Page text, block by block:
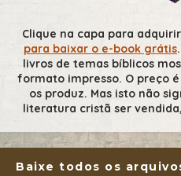
Clique na capa para
para baixar o e-book grátis
livros de temas bíblicos
formato impresso. O preço
os produz. Mas isto não
literatura cristã ser
Baixe todos os